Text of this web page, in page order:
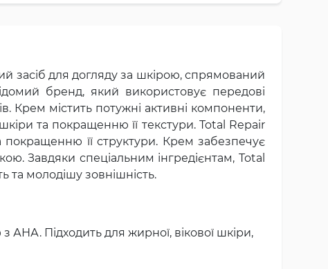
засіб для догляду за шкірою, спрямований
бренд, який використовує передові
Крем містить потужні активні компоненти,
та покращенню її текстури. Total Repair
її структури. Крем забезпечує
Завдяки спеціальним інгредієнтам, Total
та молодішу зовнішність.
Підходить для жирної, вікової шкіри,